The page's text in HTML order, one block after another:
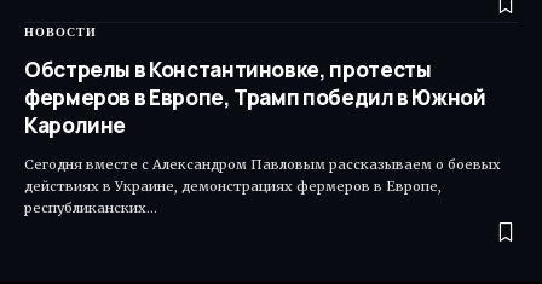
НОВОСТИ
Обстрелы в Константиновке, протесты
фермеров в Европе, Трамп победил в Южной
Каролине
Сегодня вместе с Александром Павловым рассказываем о боевых
действиях в Украине, демонстрациях фермеров в Европе,
республиканских…